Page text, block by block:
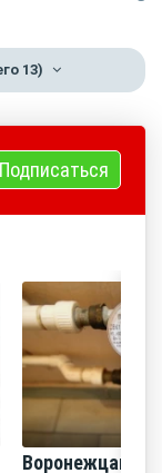
13)
Подписаться
Воронежцам